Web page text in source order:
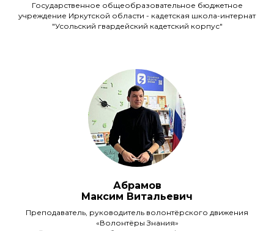
Государственное общеобразовательное бюджетное
учреждение Иркутской области - кадетская школа-интернат
"Усольский гвардейский кадетский корпус"
Абрамов
Максим Витальевич
Преподаватель, руководитель волонтёрского движения
«Волонтёры Знания»